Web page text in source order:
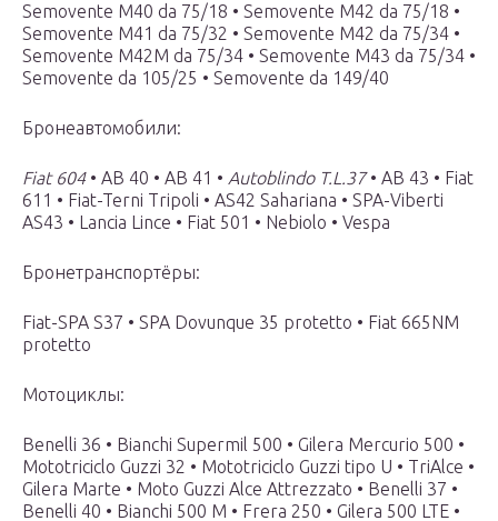
Semovente M40 da 75/18 • Semovente M42 da 75/18 •
Semovente M41 da 75/32 • Semovente M42 da 75/34 •
Semovente M42М da 75/34 • Semovente M43 da 75/34 •
Semovente da 105/25 • Semovente da 149/40
Бронеавтомобили:
Fiat 604• AB 40 • AB 41 • Autoblindo T.L.37• AB 43 • Fiat
611 • Fiat-Terni Tripoli • AS42 Sahariana • SPA-Viberti
AS43 • Lancia Lince • Fiat 501 • Nebiolo • Vespa
Бронетранспортёры:
Fiat-SPA S37 • SPA Dovunque 35 protetto • Fiat 665NM
protetto
Мотоциклы:
Benelli 36 • Bianchi Supermil 500 • Gilera Mercurio 500 •
Mototriciclo Guzzi 32 • Mototriciclo Guzzi tipo U • TriAlce •
Gilera Marte • Moto Guzzi Alce Attrezzato • Benelli 37 •
Benelli 40 • Bianchi 500 M • Frera 250 • Gilera 500 LTE •